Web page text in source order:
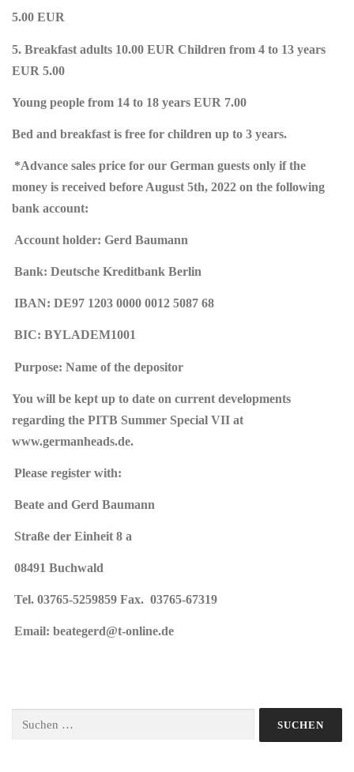
5.00 EUR
5. Breakfast adults 10.00 EUR Children from 4 to 13 years
EUR 5.00
Young people from 14 to 18 years EUR 7.00
Bed and breakfast is free for children up to 3 years.
*Advance sales price for our German guests only if the
money is received before August 5th, 2022 on the following
bank account:
Account holder: ​Gerd Baumann
Bank: ​Deutsche Kreditbank Berlin
IBAN: DE97 1203 0000 0012 5087 68
BIC: BYLADEM1001
Purpose: ​Name of the depositor
You will be kept up to date on current developments
regarding the PITB Summer Special VII at
www.germanheads.de.
Please register with:
Beate and Gerd Baumann
Straße der Einheit 8 a
08491 Buchwald
Tel. 03765-5259859 Fax. 03765-67319
Email: beategerd@t-online.de
nach: